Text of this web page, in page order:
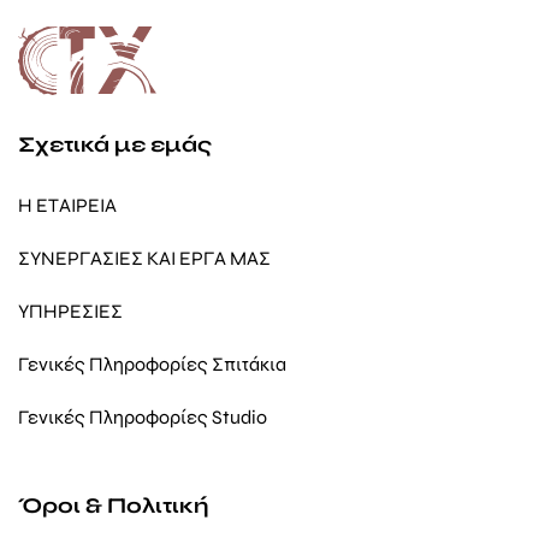
Σχετικά με εμάς
Η ΕΤΑΙΡΕΙΑ
ΣΥΝΕΡΓΑΣΙΕΣ ΚΑΙ ΕΡΓΑ ΜΑΣ
ΥΠΗΡΕΣΙΕΣ
Γενικές Πληροφορίες Σπιτάκια
Γενικές Πληροφορίες Studio
Όροι & Πολιτική